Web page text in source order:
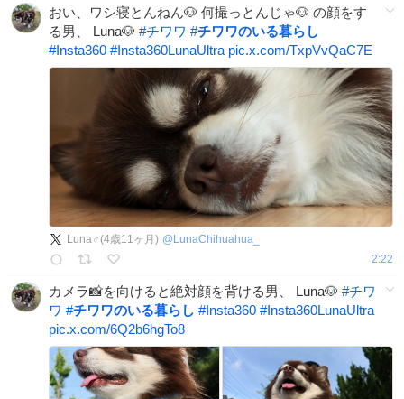
おい、ワシ寝とんねん🐶 何撮っとんじゃ🐶 の顔をす
る男、 Luna🐶 #チワワ #チワワのいる暮らし
#Insta360 #Insta360LunaUltra pic.x.com/TxpVvQaC7E
Luna♂(4歳11ヶ月) @ LunaChihuahua_
2:22
カメラ📸を向けると絶対顔を背ける男、 Luna🐶 #チワ
ワ #チワワのいる暮らし #Insta360 #Insta360LunaUltra
pic.x.com/6Q2b6hgTo8